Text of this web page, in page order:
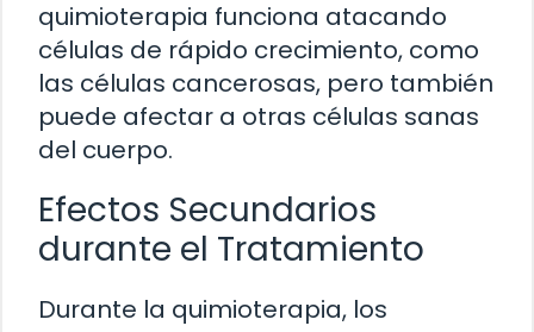
quimioterapia funciona atacando
células de rápido crecimiento, como
las células cancerosas, pero también
puede afectar a otras células sanas
del cuerpo.
Efectos Secundarios
durante el Tratamiento
Durante la quimioterapia, los